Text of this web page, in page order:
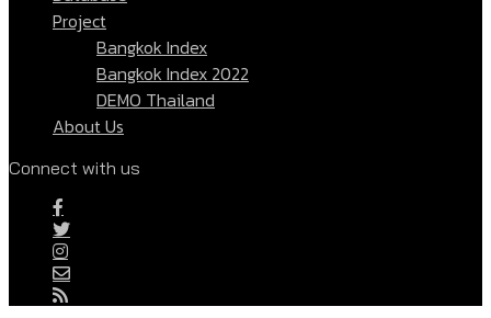
Project
Bangkok Index
Bangkok Index 2022
DEMO Thailand
About Us
Connect with us